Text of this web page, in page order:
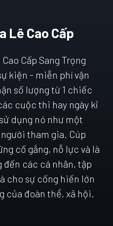
Lê Cao Cấp
Cấp Sang Trọng
kiện - miễn phí vận
số lượng từ 1 chiếc
cuộc thi hay ngày kỉ
dụng nó như một
tham gia. Cúp
cố gắng, nỗ lực và là
đến các cá nhân, tập
cho sự cống hiến lớn
của đoàn thể, xã hội.